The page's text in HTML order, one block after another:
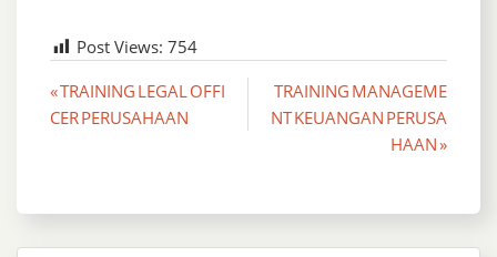
Post Views: 754
Post
navigation
« TRAINING LEGAL OFFI
CER PERUSAHAAN
TRAINING MANAGEME
NT KEUANGAN PERUSA
HAAN »